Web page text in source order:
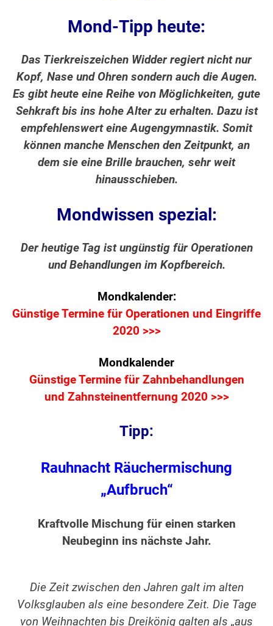
Mond-Tipp heute:
Das Tierkreiszeichen Widder regiert nicht nur
Kopf, Nase und Ohren sondern auch die Augen.
Es gibt heute eine Reihe von Möglichkeiten, gute
Sehkraft bis ins hohe Alter zu erhalten. Dazu ist
empfehlenswert eine Augengymnastik. Somit
können manche Menschen den Zeitpunkt, an
dem sie eine Brille brauchen, sehr weit
hinausschieben.
Mondwissen spezial:
Der heutige Tag ist ungünstig für Operationen
und Behandlungen im Kopfbereich.
Mondkalender:
Günstige Termine für Operationen und Eingriffe
2020 >>>
Mondkalender
Günstige Termine für Zahnbehandlungen
und Zahnsteinentfernung 2020 >>>
Tipp:
Rauhnacht Räuchermischung
„Aufbruch“
Kraftvolle Mischung für einen starken
Neubeginn ins nächste Jahr.
Die Zeit zwischen den Jahren galt im alten
Volksglauben als eine besondere Zeit. Die Tage
von Weihnachten bis Dreikönig galten als „aus